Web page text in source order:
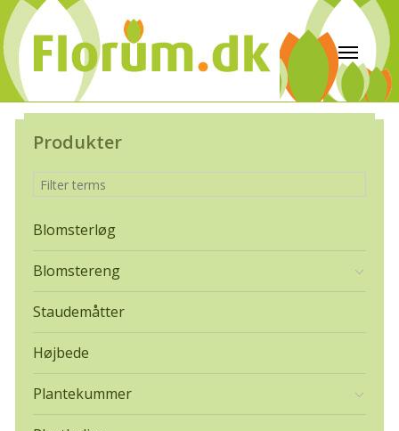
Produkter
Blomsterløg
Blomstereng
Staudemåtter
Højbede
Plantekummer